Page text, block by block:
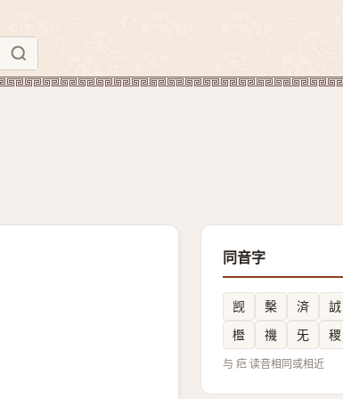
同音字
觊 檕 済 䛋
櫭
禨 旡 稷
与 㽶 读音相同或相近